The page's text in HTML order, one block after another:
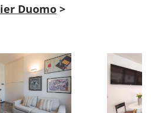
Duomo >